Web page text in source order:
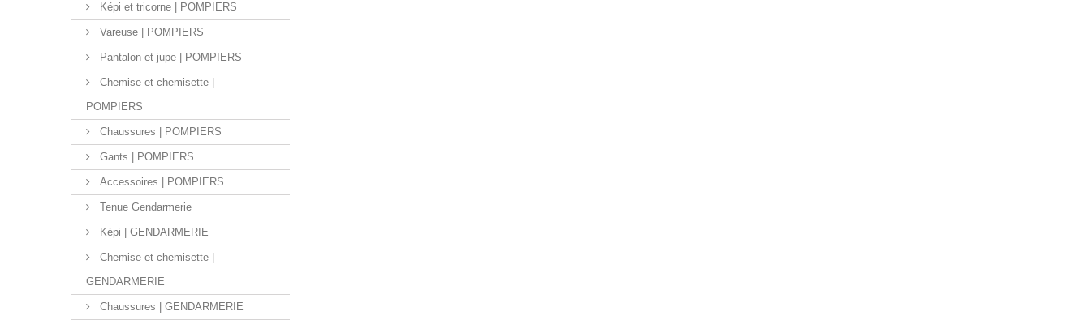
Képi et tricorne | POMPIERS
Vareuse | POMPIERS
Pantalon et jupe | POMPIERS
Chemise et chemisette |
POMPIERS
Chaussures | POMPIERS
Gants | POMPIERS
Accessoires | POMPIERS
Tenue Gendarmerie
Képi | GENDARMERIE
Chemise et chemisette |
GENDARMERIE
Chaussures | GENDARMERIE